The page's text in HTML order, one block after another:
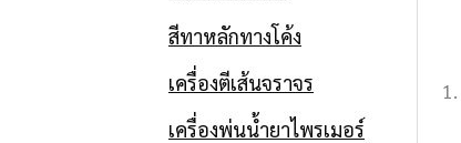
สีทาหลักทางโค้ง
เครื่องตีเส้นจราจร
เครื่องพ่นน้ำยาไพรเมอร์